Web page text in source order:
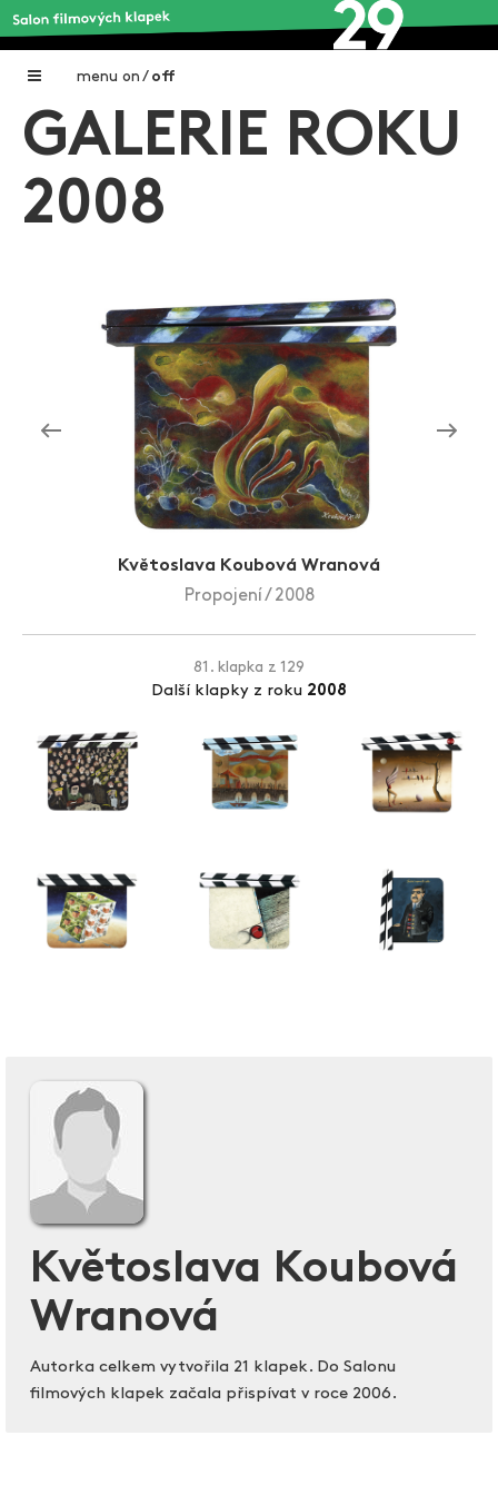
menu on / off
Home
Galerie filmových klapek
O projektu
Aktuální výstavy
Aukce filmových klapek
Zlín Film Festival
GALERIE ROKU
2008
Květoslava Koubová Wranová
Propojení / 2008
81. klapka z 129
Další klapky z roku 2008
Květoslava Koubová
Wranová
Autorka celkem vytvořila 21 klapek. Do Salonu
filmových klapek začala přispívat v roce 2006.